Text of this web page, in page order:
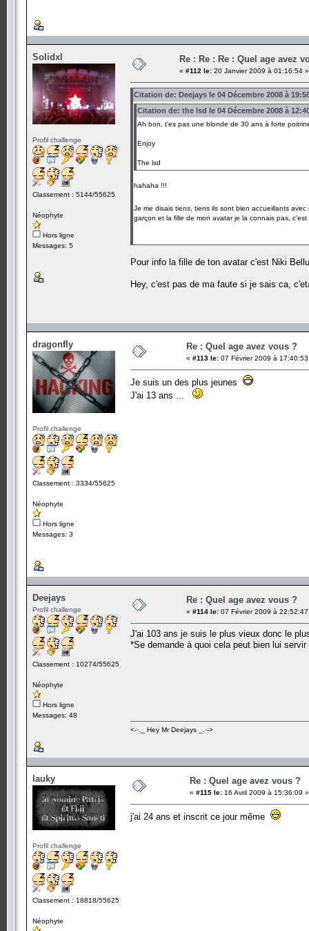
Solidxl
Profil challenge
Classement : 5144/55625
Néophyte
Hors ligne
Messages: 5
Re : Re : Re : Quel age avez
« #112 le: 20 Janvier 2009 à 01:16:54 »
Citation de: Deejays le 04 Décembre 2008 à
Citation de: the lsd le 04 Décembre 2008 à
Ah bon, t'es pas une blonde de 30 ans à forte
Enjoy
The lsd
hahaha !!!
Je me disais tiens, tiens ils sont bien accueillants
garçon et la fille de mon avatar je la connais pas,
Pour info la fille de ton avatar c'est Niki
Hey, c'est pas de ma faute si je sais ca,
dragonfly
Profil challenge
Classement : 3334/55625
Néophyte
Hors ligne
Messages: 3
Re : Quel age avez vous ?
« #113 le: 07 Février 2009 à
Je suis un des plus jeunes
J'ai 13 ans ...
Deejays
Profil challenge
Classement : 10274/55625
Néophyte
Hors ligne
Messages: 48
Re : Quel age avez vous ?
« #114 le: 07 Février 2009 à
J'ai 103 ans je suis le plus vieux donc le
*Se demande à quoi cela peut bien lui
<-·._ Hey Mr Deejays _.·->
lauky
Profil challenge
Classement : 18818/55625
Néophyte
Re : Quel age avez vous ?
« #115 le: 16 Avril 2009 à 15:36:09 »
j'ai 24 ans et inscrit ce jour même